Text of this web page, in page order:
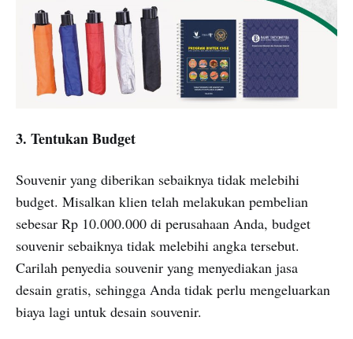
3. Tentukan Budget
Souvenir yang diberikan sebaiknya tidak melebihi
budget. Misalkan klien telah melakukan pembelian
sebesar Rp 10.000.000 di perusahaan Anda, budget
souvenir sebaiknya tidak melebihi angka tersebut.
Carilah penyedia souvenir yang menyediakan jasa
desain gratis, sehingga Anda tidak perlu mengeluarkan
biaya lagi untuk desain souvenir.